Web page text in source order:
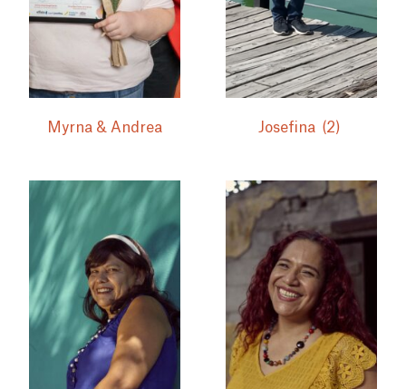
Myrna & Andrea Josefina (2)